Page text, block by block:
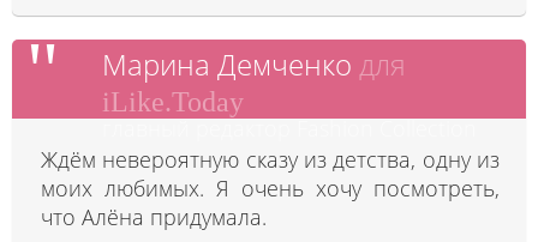
Марина Демченко для
iLike.Today
главный редактор Fashion Collection
Ждём невероятную сказу из детства, одну из
моих любимых. Я очень хочу посмотреть,
что Алёна придумала.